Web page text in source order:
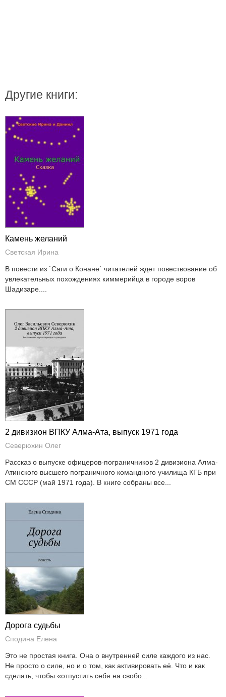
Другие книги:
Камень желаний
Светская Ирина
В повести из `Саги о Конане` читателей ждет повествование об
увлекательных похождениях киммерийца в городе воров
Шадизаре....
2 дивизион ВПКУ Алма-Ата, выпуск 1971 года
Северюхин Олег
Рассказ о выпуске офицеров-пограничников 2 дивизиона Алма-
Атинского высшего пограничного командного училища КГБ при
СМ СССР (май 1971 года). В книге собраны все...
Дорога судьбы
Сподина Елена
Это не простая книга. Она о внутренней силе каждого из нас.
Не просто о силе, но и о том, как активировать её. Что и как
сделать, чтобы «отпустить себя на свобо...